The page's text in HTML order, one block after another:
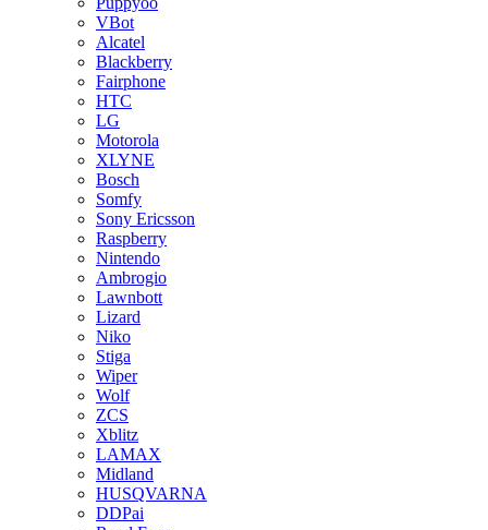
VBot
Alcatel
Blackberry
Fairphone
HTC
LG
Motorola
XLYNE
Bosch
Somfy
Sony Ericsson
Raspberry
Nintendo
Ambrogio
Lawnbott
Lizard
Niko
Stiga
Wiper
Wolf
ZCS
Xblitz
LAMAX
Midland
HUSQVARNA
DDPai